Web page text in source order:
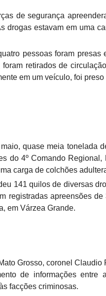
de segurança
drogas estavam em uma
pessoas foram
retirados de
em um veículo, foi preso
quase meia tonelada
do 4º Comando
carga de colchões
141 quilos de diversas
registradas apreensões
em Várzea Grande.
Grosso, coronel
de informações
facções criminosas.